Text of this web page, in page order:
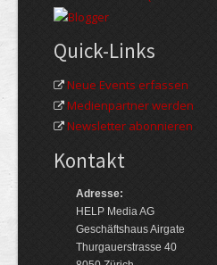
Quick-Links
Neue Events erfassen
Medienpartner werden
Newsletter abonnieren
Kontakt
Adresse:
HELP Media AG
Geschäftshaus Airgate
Thurgauerstrasse 40